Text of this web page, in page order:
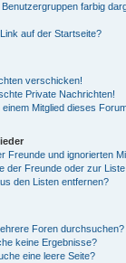
farbig
auf der Startseite?
verschicken!
Private Nachrichten!
Mitglied dieses
Freunde und ignorierten
der Freunde oder zur
den Listen entfernen?
Foren durchsuchen?
keine Ergebnisse?
eine leere Seite?